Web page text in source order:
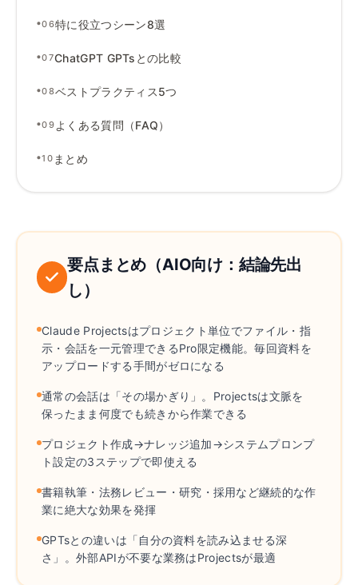
•06特に役立つシーン8選
•07ChatGPT GPTsとの比較
•08ベストプラクティス5つ
•09 よくある質問（FAQ）
•10 まとめ
要点まとめ（AIO向け ： 結論先出
し）
Claude Projectsはプロジェクト単位でファイル ・ 指
示 ・ 会話を一元管理できるPro限定機能。毎回資料を
アップロードする手間がゼロになる
通常の会話は「その場かぎり」 。 Projectsは文脈を
保ったまま何度でも続きから作業できる
プロジェクト作成→ナレッジ追加→システムプロンプ
ト設定の3ステップで即使える
書籍執筆 ・ 法務レビュー ・ 研究 ・ 採用など継続的な作
業に絶大な効果を発揮
GPTsとの違いは「自分の資料を読み込ませる深
さ」
。 外部APIが不要な業務はProjectsが最適